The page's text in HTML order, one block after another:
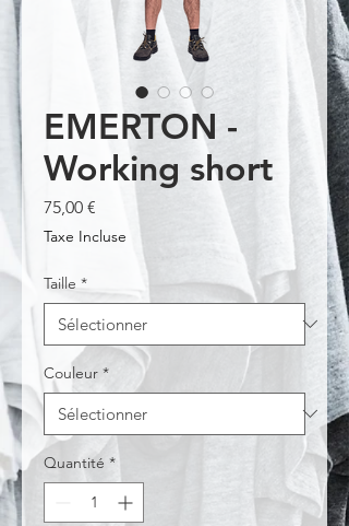
EMERTON -
Working short
75,00 €
Taxe Incluse
Taille *
Couleur *
Quantité *